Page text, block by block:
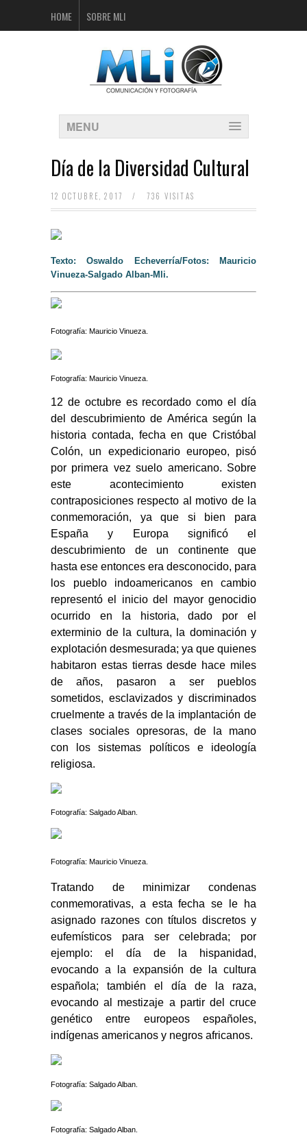
HOME SOBRE MLI
MENU
Día de la Diversidad Cultural
12 OCTUBRE, 2017 / 736 VISITAS
Texto: Oswaldo Echeverría/Fotos: Mauricio
Vinueza-Salgado Alban-Mli.
Fotografía: Mauricio Vinueza.
Fotografía: Mauricio Vinueza.
12 de octubre es recordado como el día
del descubrimiento de América según la
historia contada, fecha en que Cristóbal
Colón, un expedicionario europeo, pisó
por primera vez suelo americano. Sobre
este acontecimiento existen
contraposiciones respecto al motivo de la
conmemoración, ya que si bien para
España y Europa significó el
descubrimiento de un continente que
hasta ese entonces era desconocido, para
los pueblo indoamericanos en cambio
representó el inicio del mayor genocidio
ocurrido en la historia, dado por el
exterminio de la cultura, la dominación y
explotación desmesurada; ya que quienes
habitaron estas tierras desde hace miles
de años, pasaron a ser pueblos
sometidos, esclavizados y discriminados
cruelmente a través de la implantación de
clases sociales opresoras, de la mano
con los sistemas políticos e ideología
religiosa.
Fotografía: Salgado Alban.
Fotografía: Mauricio Vinueza.
Tratando de minimizar condenas
conmemorativas, a esta fecha se le ha
asignado razones con títulos discretos y
eufemísticos para ser celebrada; por
ejemplo: el día de la hispanidad,
evocando a la expansión de la cultura
española; también el día de la raza,
evocando al mestizaje a partir del cruce
genético entre europeos españoles,
indígenas americanos y negros africanos.
Fotografía: Salgado Alban.
Fotografía: Salgado Alban.